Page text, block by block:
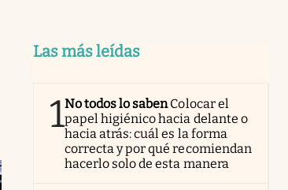
Las más leídas
1No todos lo sabenColocar el
papel higiénico hacia delante o
hacia atrás: cuál es la forma
correcta y por qué recomiendan
hacerlo solo de esta manera